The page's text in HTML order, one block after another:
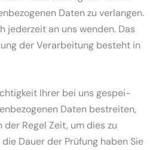
Daten zu verlangen.
jederzeit an uns wenden. Das
der Verar­beitung besteht in
Ihrer bei uns gespei­
Daten bestreiten,
Regel Zeit, um dies zu
Dauer der Prüfung haben Sie